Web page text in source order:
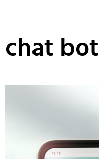
chat bot